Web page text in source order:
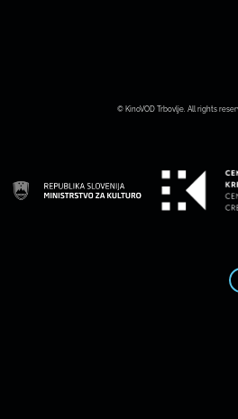
© KinoVOD Trbovlje. All rights